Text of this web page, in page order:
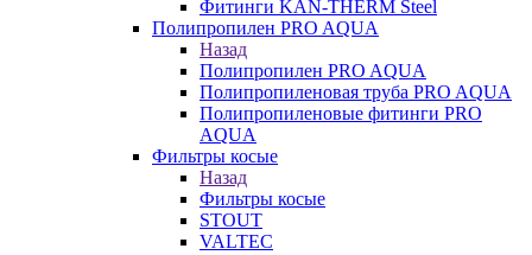
Фитинги KAN-THERM Steel
Полипропилен PRO AQUA
Назад
Полипропилен PRO AQUA
Полипропиленовая труба PRO AQUA
Полипропиленовые фитинги PRO
AQUA
Фильтры косые
Назад
Фильтры косые
STOUT
VALTEC